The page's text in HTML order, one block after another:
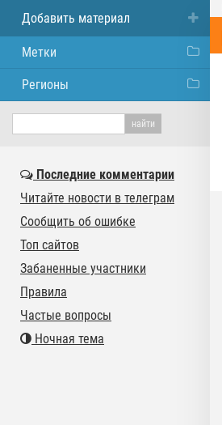
Добавить материал
Метки
Регионы
Последние комментарии
Читайте новости в телеграм
Сообщить об ошибке
Топ сайтов
Забаненные участники
Правила
Частые вопросы
Ночная тема